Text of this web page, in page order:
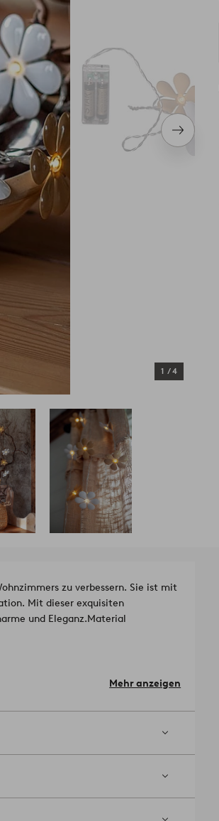
Nächstes
Produkt
1 /4
zu verbessern. Sie ist mit
Mit dieser exquisiten
und Eleganz.Material
cm.
Mehr anzeigen